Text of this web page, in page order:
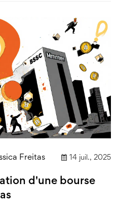
Freitas 14 juil., 2025
d'une bourse